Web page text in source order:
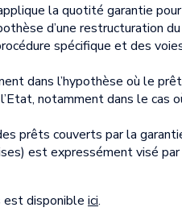
la quotité garantie
d’une restructuration
spécifique et des
dans l’hypothèse où le
notamment dans le cas
prêts couverts par la
est expressément visé
est disponible ici.